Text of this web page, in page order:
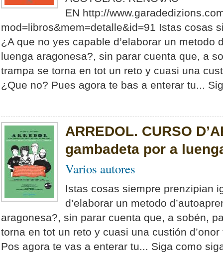
EN http://
mod=libros&mem=detalle&id=91 Istas cosas
¿A que no yes capable d’elaborar un metodo
luenga aragonesa?, sin parar cuenta que, a
trampa se torna en tot un reto y cuasi una
¿Que no? Pues agora te bas a enterar tu...
ARREDOL. CURSO
gambadeta por a
Varios autores
Istas cosas siempre prenzipian
d’elaborar un metodo
aragonesa?, sin parar cuenta que, a sobén,
torna en tot un reto y cuasi una custión
Pos agora te vas a enterar tu... Siga como